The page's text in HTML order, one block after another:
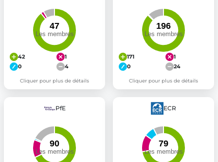
42
1
0
4
Cliquer pour plus de détails
171
1
0
24
Cliquer pour plus de détails
PfE ECR